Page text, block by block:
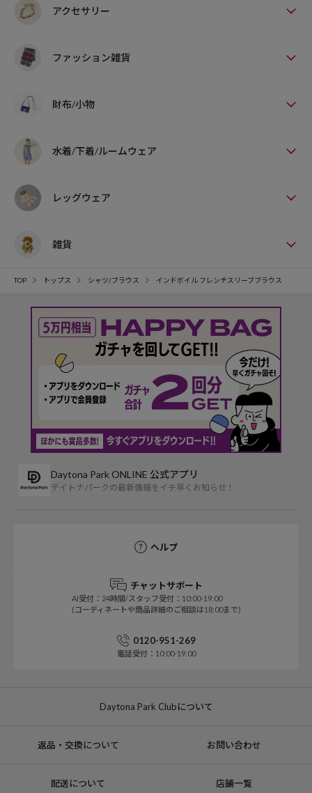
アクセサリー
ファッション雑貨
財布/小物
水着/下着/ルームウェア
レッグウェア
雑貨
TOP トップス シャツ/ブラウス インドボイル フレンチスリーブブラウス
Daytona Park ONLINE 公式アプリ
デイトナパークの最新情報をイチ早くお知らせ！
ヘルプ
チャットサポート
AI受付：24時間/スタッフ受付：10:00-19:00
(コーディネートや商品詳細のご相談は18:00まで)
0120-951-269
電話受付：10:00-19:00
Daytona Park Clubについて
返品・交換について お問い合わせ
配送について 店舗一覧